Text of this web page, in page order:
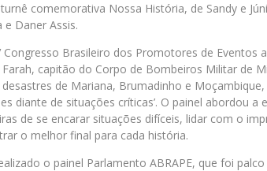
comemorativa Nossa História, de Sandy e
Daner Assis.
Brasileiro dos Promotores de Eventos
capitão do Corpo de Bombeiros Militar de
de Mariana, Brumadinho e Moçambique,
diante de situações críticas’. O painel abordou a
de se encarar situações difíceis, lidar com o
o melhor final para cada história.
o painel Parlamento ABRAPE, que foi